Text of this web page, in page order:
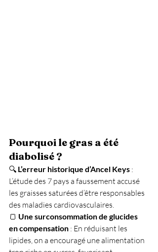
Pourquoi le gras a été
diabolisé ?
🔍 L’erreur historique d’Ancel Keys :
L’étude des 7 pays a faussement accusé
les graisses saturées d’être responsables
des maladies cardiovasculaires.
🍞 Une surconsommation de glucides
en compensation : En réduisant les
lipides, on a encouragé une alimentation